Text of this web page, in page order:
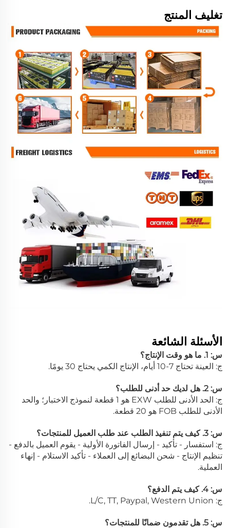
تغليف المنتج
الأسئلة الشائعة
س: 1. ما هو وقت الإنتاج؟
ج: العينة تحتاج 7-10 أيام، الإنتاج الكمي يحتاج 30 يومًا.
س: 2. هل لديك حد أدنى للطلب؟
ج: الحد الأدنى للطلب EXW هو 1 قطعة لنموذج الاختبار؛ والحد
الأدنى للطلب FOB هو 20 قطعة.
س: 3. كيف يتم تنفيذ الطلب عند طلب العميل للمنتجات؟
ج: استفسار - تأكيد - إرسال الفاتورة الأولية - يقوم العميل بالدفع -
تنظيم الإنتاج - شحن البضائع إلى العملاء - تأكيد الاستلام - إنهاء
العملية.
س: 4. كيف يتم الدفع؟
ج: L/C, TT, Paypal, Western Union.
س: 5. هل تقدمون ضمانًا للمنتجات؟